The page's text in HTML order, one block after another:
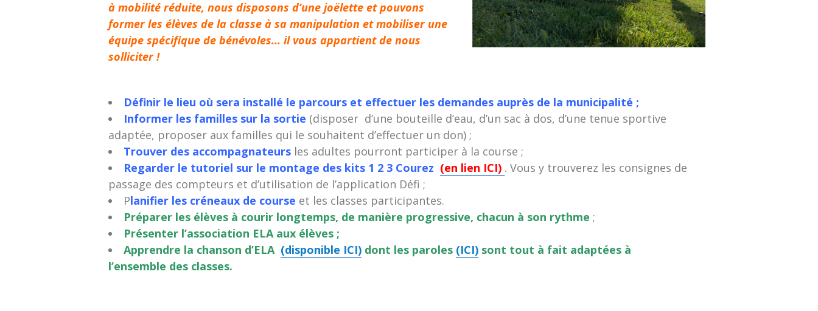
à mobilité réduite, nous disposons d’une joëlette et pouvons
former les élèves de la classe à sa manipulation et mobiliser une
équipe spécifique de bénévoles… il vous appartient de nous
solliciter !
Définir le lieu où sera installé le parcours et effectuer les demandes auprès de la municipalité ;
Informer les familles sur la sortie (disposer d’une bouteille d’eau, d’un sac à dos, d’une tenue sportive
adaptée, proposer aux familles qui le souhaitent d’effectuer un don) ;
Trouver des accompagnateurs les adultes pourront participer à la course ;
Regarder le tutoriel sur le montage des kits 1 2 3 Courez (en lien ICI) . Vous y trouverez les consignes de
passage des compteurs et d’utilisation de l’application Défi ;
Planifier les créneaux de course et les classes participantes.
Préparer les élèves à courir longtemps, de manière progressive, chacun à son rythme ;
Présenter l’association ELA aux élèves ;
Apprendre la chanson d’ELA (disponible ICI) dont les paroles (ICI) sont tout à fait adaptées à
l’ensemble des classes.